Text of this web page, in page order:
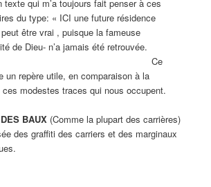
toujours fait penser à ces
du type: « ICI une future résidence
être vrai , puisque la fameuse
de Dieu- n’a jamais été retrouvée.
Ce
un repère utile, en comparaison à la
modestes traces qui nous occupent.
BAUX (Comme la plupart des carrières)
des graffiti des carriers et des marginaux